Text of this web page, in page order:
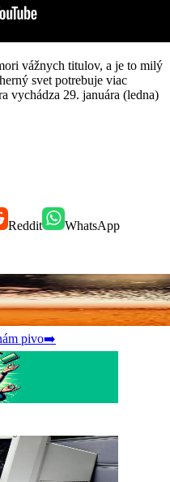
vážnych titulov, a je to milý
svet potrebuje viac
vychádza 29. januára (ledna)
Reddit WhatsApp
pivo➡️